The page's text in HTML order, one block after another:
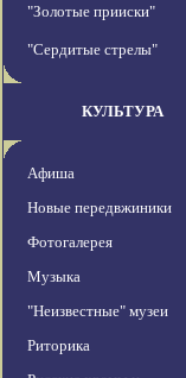
"Золотые прииски"
"Сердитые стрелы"
КУЛЬТУРА
Афиша
Новые передвжиники
Фотогалерея
Музыка
"Неизвестные" музеи
Риторика